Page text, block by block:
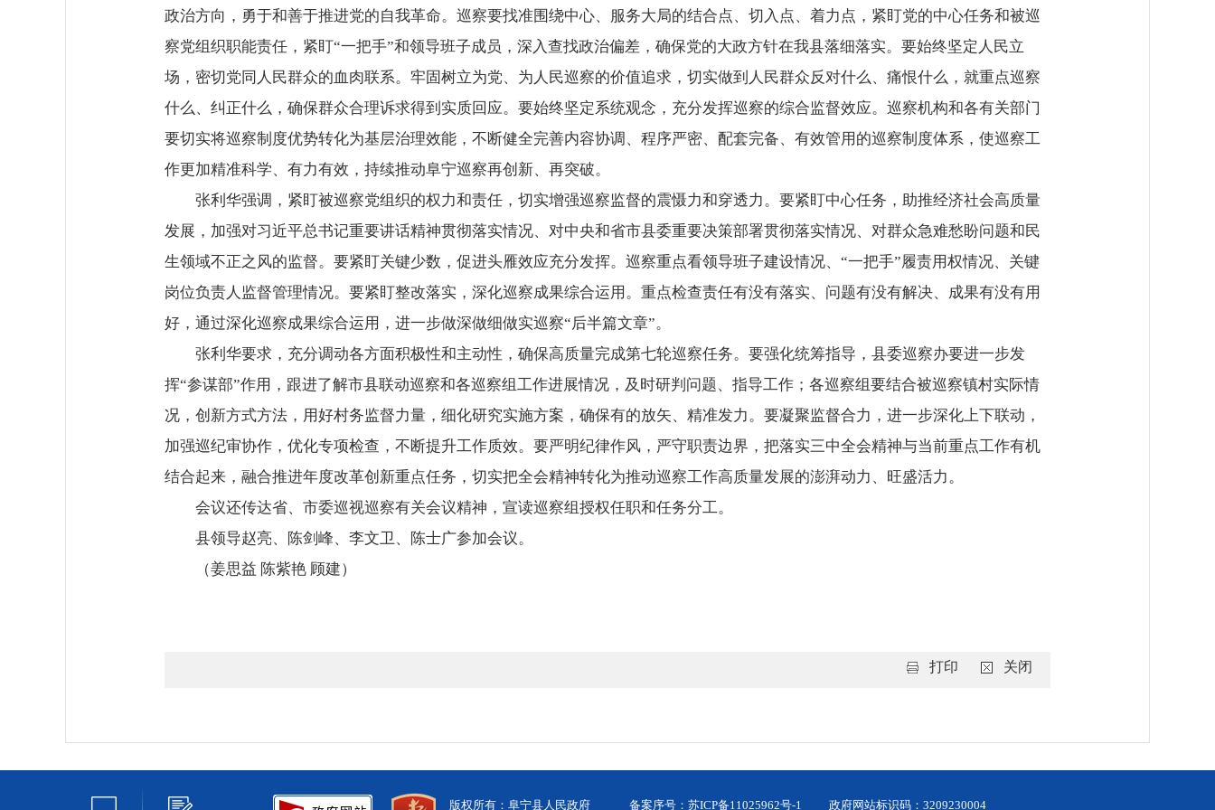
政治方向，勇于和善于推进党的自我革命。巡察要找准围绕中心、服务大局的结合点、切入点、着力点，紧盯党的中心任务和被巡
察党组织职能责任，紧盯“一把手”和领导班子成员，深入查找政治偏差，确保党的大政方针在我县落细落实。要始终坚定人民立
场，密切党同人民群众的血肉联系。牢固树立为党、为人民巡察的价值追求，切实做到人民群众反对什么、痛恨什么，就重点巡察
什么、纠正什么，确保群众合理诉求得到实质回应。要始终坚定系统观念，充分发挥巡察的综合监督效应。巡察机构和各有关部门
要切实将巡察制度优势转化为基层治理效能，不断健全完善内容协调、程序严密、配套完备、有效管用的巡察制度体系，使巡察工
作更加精准科学、有力有效，持续推动阜宁巡察再创新、再突破。
张利华强调，紧盯被巡察党组织的权力和责任，切实增强巡察监督的震慑力和穿透力。要紧盯中心任务，助推经济社会高质量
发展，加强对习近平总书记重要讲话精神贯彻落实情况、对中央和省市县委重要决策部署贯彻落实情况、对群众急难愁盼问题和民
生领域不正之风的监督。要紧盯关键少数，促进头雁效应充分发挥。巡察重点看领导班子建设情况、“一把手”履责用权情况、关键
岗位负责人监督管理情况。要紧盯整改落实，深化巡察成果综合运用。重点检查责任有没有落实、问题有没有解决、成果有没有用
好，通过深化巡察成果综合运用，进一步做深做细做实巡察“后半篇文章”。
张利华要求，充分调动各方面积极性和主动性，确保高质量完成第七轮巡察任务。要强化统筹指导，县委巡察办要进一步发
挥“参谋部”作用，跟进了解市县联动巡察和各巡察组工作进展情况，及时研判问题、指导工作；各巡察组要结合被巡察镇村实际情
况，创新方式方法，用好村务监督力量，细化研究实施方案，确保有的放矢、精准发力。要凝聚监督合力，进一步深化上下联动，
加强巡纪审协作，优化专项检查，不断提升工作质效。要严明纪律作风，严守职责边界，把落实三中全会精神与当前重点工作有机
结合起来，融合推进年度改革创新重点任务，切实把全会精神转化为推动巡察工作高质量发展的澎湃动力、旺盛活力。
会议还传达省、市委巡视巡察有关会议精神，宣读巡察组授权任职和任务分工。
县领导赵亮、陈剑峰、李文卫、陈士广参加会议。
（姜思益 陈紫艳 顾建）
打印 关闭
版权所有：阜宁县人民政府 备案序号：苏ICP备11025962号-1 政府网站标识码：3209230004